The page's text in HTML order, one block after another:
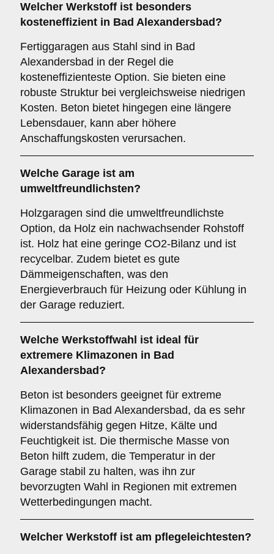
Welcher Werkstoff ist besonders
kosteneffizient in Bad Alexandersbad?
Fertiggaragen aus Stahl sind in Bad
Alexandersbad in der Regel die
kosteneffizienteste Option. Sie bieten eine
robuste Struktur bei vergleichsweise niedrigen
Kosten. Beton bietet hingegen eine längere
Lebensdauer, kann aber höhere
Anschaffungskosten verursachen.
Welche Garage ist am
umweltfreundlichsten?
Holzgaragen sind die umweltfreundlichste
Option, da Holz ein nachwachsender Rohstoff
ist. Holz hat eine geringe CO2-Bilanz und ist
recycelbar. Zudem bietet es gute
Dämmeigenschaften, was den
Energieverbrauch für Heizung oder Kühlung in
der Garage reduziert.
Welche Werkstoffwahl ist ideal für
extremere Klimazonen in Bad
Alexandersbad?
Beton ist besonders geeignet für extreme
Klimazonen in Bad Alexandersbad, da es sehr
widerstandsfähig gegen Hitze, Kälte und
Feuchtigkeit ist. Die thermische Masse von
Beton hilft zudem, die Temperatur in der
Garage stabil zu halten, was ihn zur
bevorzugten Wahl in Regionen mit extremen
Wetterbedingungen macht.
Welcher Werkstoff ist am pflegeleichtesten?